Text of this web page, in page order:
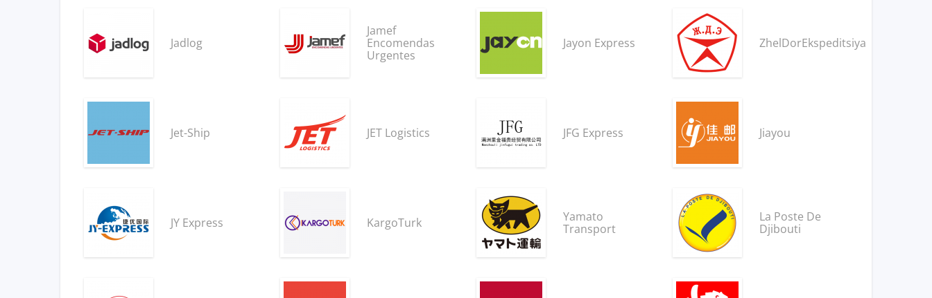
Jadlog
Jamef
Encomendas
Urgentes
Jayon Express ZhelDorEkspeditsiya
Jet-Ship JET Logistics JFG Express Jiayou
JY Express KargoTurk
Yamato
Transport
La Poste De
Djibouti